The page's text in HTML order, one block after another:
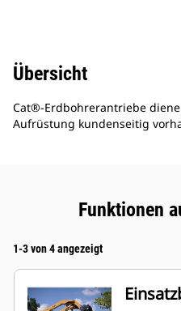
Übersicht
Cat®-Erdbohrerantriebe
Aufrüstung kundenseitig
Funktionen
1-3 von 4 angezeigt